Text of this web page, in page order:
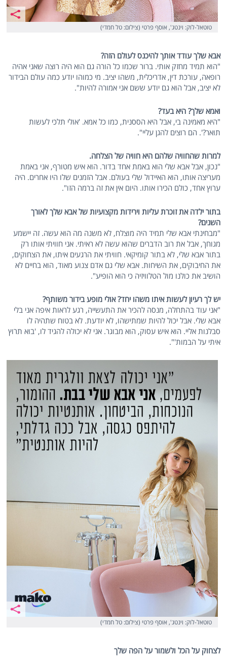
טוטאל-לוק: וינטג', אוסף פרטי (צילום: טל חמדי)
אבא שלך עודד אותך להיכנס לעולם הזה?
"הוא תמיד מחזק אותי. ברור שכמו כל הורה גם הוא היה רוצה שאני אהיה
רופאה, עורכת דין, אדריכלית, משהו יציב. מי כמוהו יודע כמה עולם הבידור
לא יציב, אבל הוא גם יודע ששם אני אמורה להיות".
ואמא שלך? היא בעד?
"היא מאמינה בי, אבל היא הססנית, כמו כל אמא. 'אולי תלכי לעשות
תואר?'. הם רוצים להגן עליי".
למרות שהחוויה שלהם היא חוויה של הצלחה.
"נכון, אבל אבא שלי הוא באמת אחד בדור. הוא איש מטורף, אני באמת
מעריצה אותו, הוא האיידול שלי בעולם. אבל הזמנים שלו היו אחרים. היה
ערוץ אחד, כולם הכירו אותו. היום אין את זה ברמה הזו".
בתור ילדה את זוכרת עליות וירידות מקצועיות של אבא שלך לאורך
השנים?
"מבחינתי אבא שלי תמיד היה מוצלח, לא משנה מה הוא עשה. זה יישמע
מגוחך, אבל את רוב הדברים שהוא עשה לא ראיתי. אני חוויתי אותו רק
בתור אבא שלי, לא בתור קומיקאי. חוויתי את הרגעים איתו, את הצחוקים,
את החיבוקים, את השיחות. אבא שלי גם אדם צנוע מאוד, הוא בחיים לא
הושיב את כולנו מול הטלוויזיה כי הוא הופיע".
יש לך רעיון לעשות איתו משהו יחד? אולי מופע בידור משותף?
"אני עוד בהתחלה, מנסה להכיר את התעשייה, רגע לראות איפה אני בלי
אבא שלי. אבל יכול להיות שמתישהו, לא יודעת. לא בטוח שתהיה לו
סבלנות אליי. הוא איש עסוק, הוא מבוגר. אני לא יכולה להגיד לו, 'בוא תרוץ
איתי על הבמות'".
טוטאל-לוק: וינטג', אוסף פרטי (צילום: טל חמדי)
לצחוק על הכל ולשמור על הפה שלך